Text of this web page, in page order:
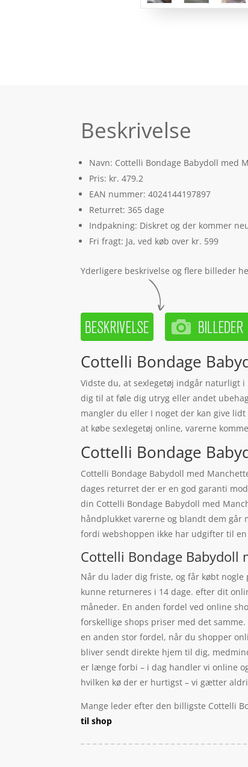
Beskrivelse
Navn: Cottelli Bondage Babydoll med
Pris: kr. 479.2
EAN nummer: 4024144197897
Returret: 365 dage
Indpakning: Diskret og der kommer
Fri fragt: Ja, ved køb over kr. 599
Yderligere beskrivelse og flere billeder
Cottelli Bondage
Vidste du, at sexlegetøj indgår naturligt
dig til at føle dig utryg eller andet
mangler du eller I noget der kan give
at købe sexlegetøj online, varerne
Cottelli Bondage
Cottelli Bondage Babydoll med
dages returret der er en god garanti
din Cottelli Bondage Babydoll med
håndplukket varerne og blandt dem går
fordi webshoppen ikke har udgifter til
Cottelli Bondage Babydoll
Når du lader dig friste, og får købt
kunne returneres i 14 dage. efter dit
måneder. En anden fordel ved online
forskellige shops priser med det
en anden stor fordel, når du shopper
bliver sendt direkte hjem til dig,
er længe forbi – i dag handler vi online
hvilken kø der er hurtigst – vi gætter
Mange leder efter den billigste Cottelli
til shop